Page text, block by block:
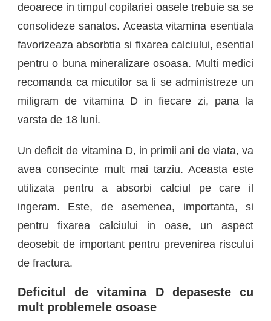
deoarece in timpul copilariei oasele trebuie sa se
consolideze sanatos. Aceasta vitamina esentiala
favorizeaza absorbtia si fixarea calciului, esential
pentru o buna mineralizare osoasa. Multi medici
recomanda ca micutilor sa li se administreze un
miligram de vitamina D in fiecare zi, pana la
varsta de 18 luni.
Un deficit de vitamina D, in primii ani de viata, va
avea consecinte mult mai tarziu. Aceasta este
utilizata pentru a absorbi calciul pe care il
ingeram. Este, de asemenea, importanta, si
pentru fixarea calciului in oase, un aspect
deosebit de important pentru prevenirea riscului
de fractura.
Deficitul de vitamina D depaseste cu
mult problemele osoase